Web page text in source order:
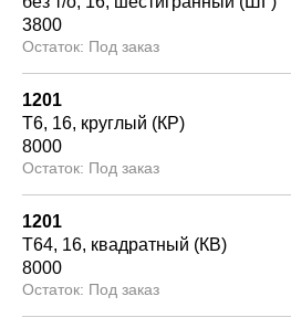
3800
Под заказ
1201
Т6 16 круглый (КР)
8000
Под заказ
1201
Т64 16 квадратный (КВ)
8000
Под заказ